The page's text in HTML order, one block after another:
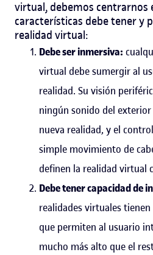
virtual, debemos centrarnos
características debe tener y
realidad virtual:
Debe ser inmersiva:
virtual debe sumergir al
realidad. Su visión
ningún sonido del
nueva realidad, y el
simple movimiento de
definen la realidad virtual
Debe tener capacidad de
realidades virtuales
que permiten al usuario
mucho más alto que el